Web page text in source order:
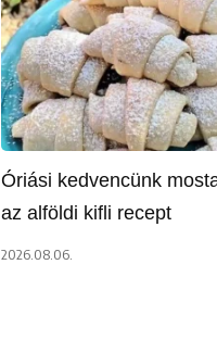
Óriási kedvencünk
az alföldi kifli recept
2026.08.06.